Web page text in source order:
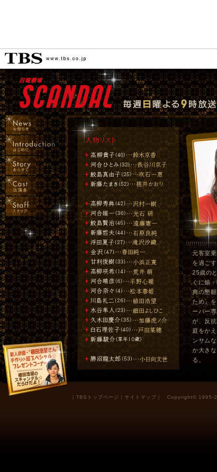
元客室
を過ご
25歳の
ぐに娘
典の懇
ため』
ーパー
が、反
庭をか
ンサム
か大き
る。
TBSトップページ サイトマップ Copyright© 1995-